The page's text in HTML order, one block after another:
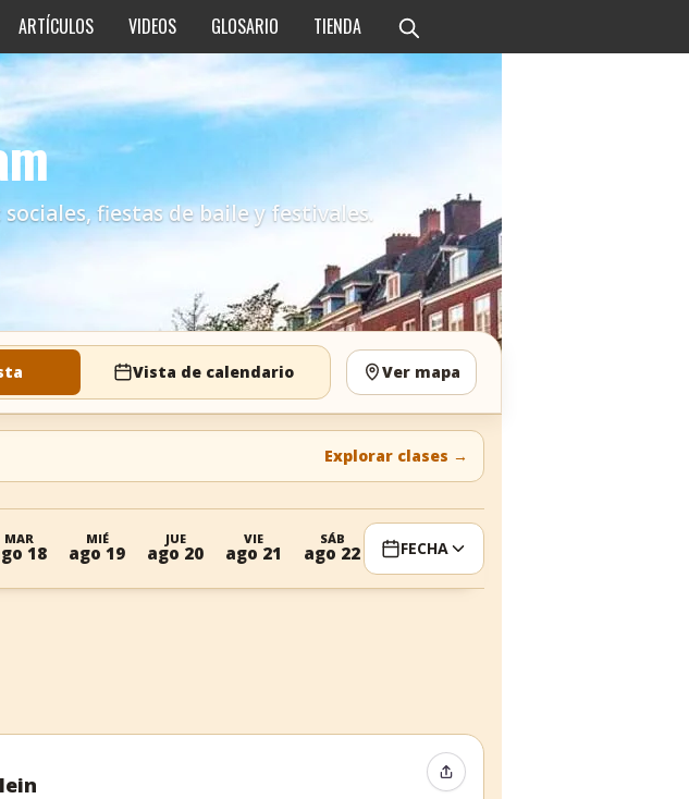
ARTÍCULOS VIDEOS GLOSARIO TIENDA
fiestas de baile y festivales.
Vista de calendario Ver mapa
Explorar clases →
MAR
18
MIÉ
ago 19
JUE
ago 20
VIE
ago 21
SÁB
ago 22 FECHA
Compartir evento